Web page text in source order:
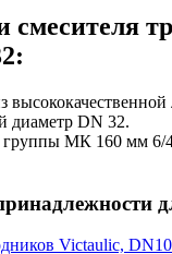
смесителя
высококачественной
диаметр DN 32.
группы МК 160 мм